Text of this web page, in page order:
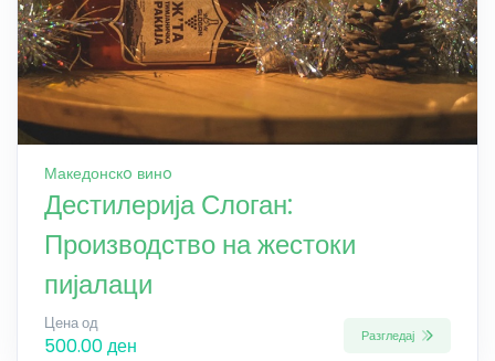
Македонскo винo
Дестилерија Слоган:
Производство на жестоки
пијалаци
Цена од
500.00 ден Разгледај